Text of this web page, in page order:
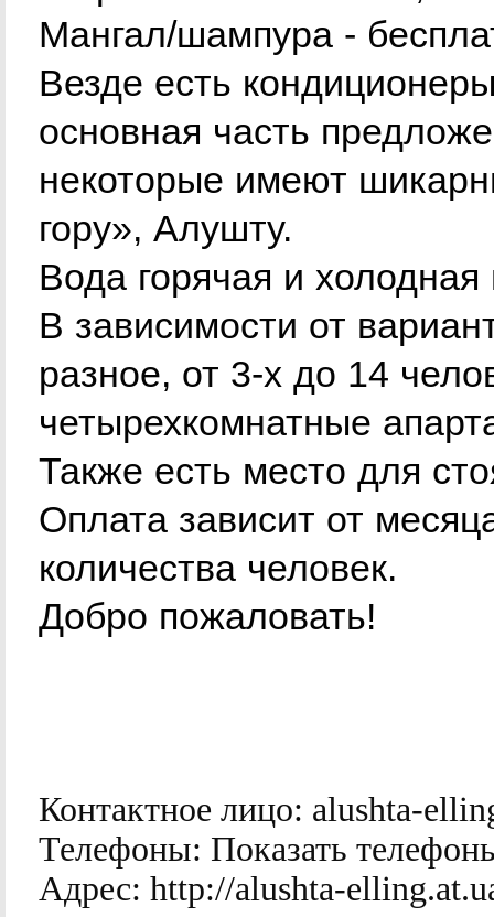
Мангал/шампура -
Везде есть
основная часть
некоторые имеют
гору», Алушту.
Вода горячая и холодная
В зависимости от
разное, от 3-х до 14
четырехкомнатные
Также есть место для
Оплата зависит от
количества человек.
Добро пожаловать!
Контактное лицо: alushta-
Телефоны: Показать
Адрес: http://alushta-